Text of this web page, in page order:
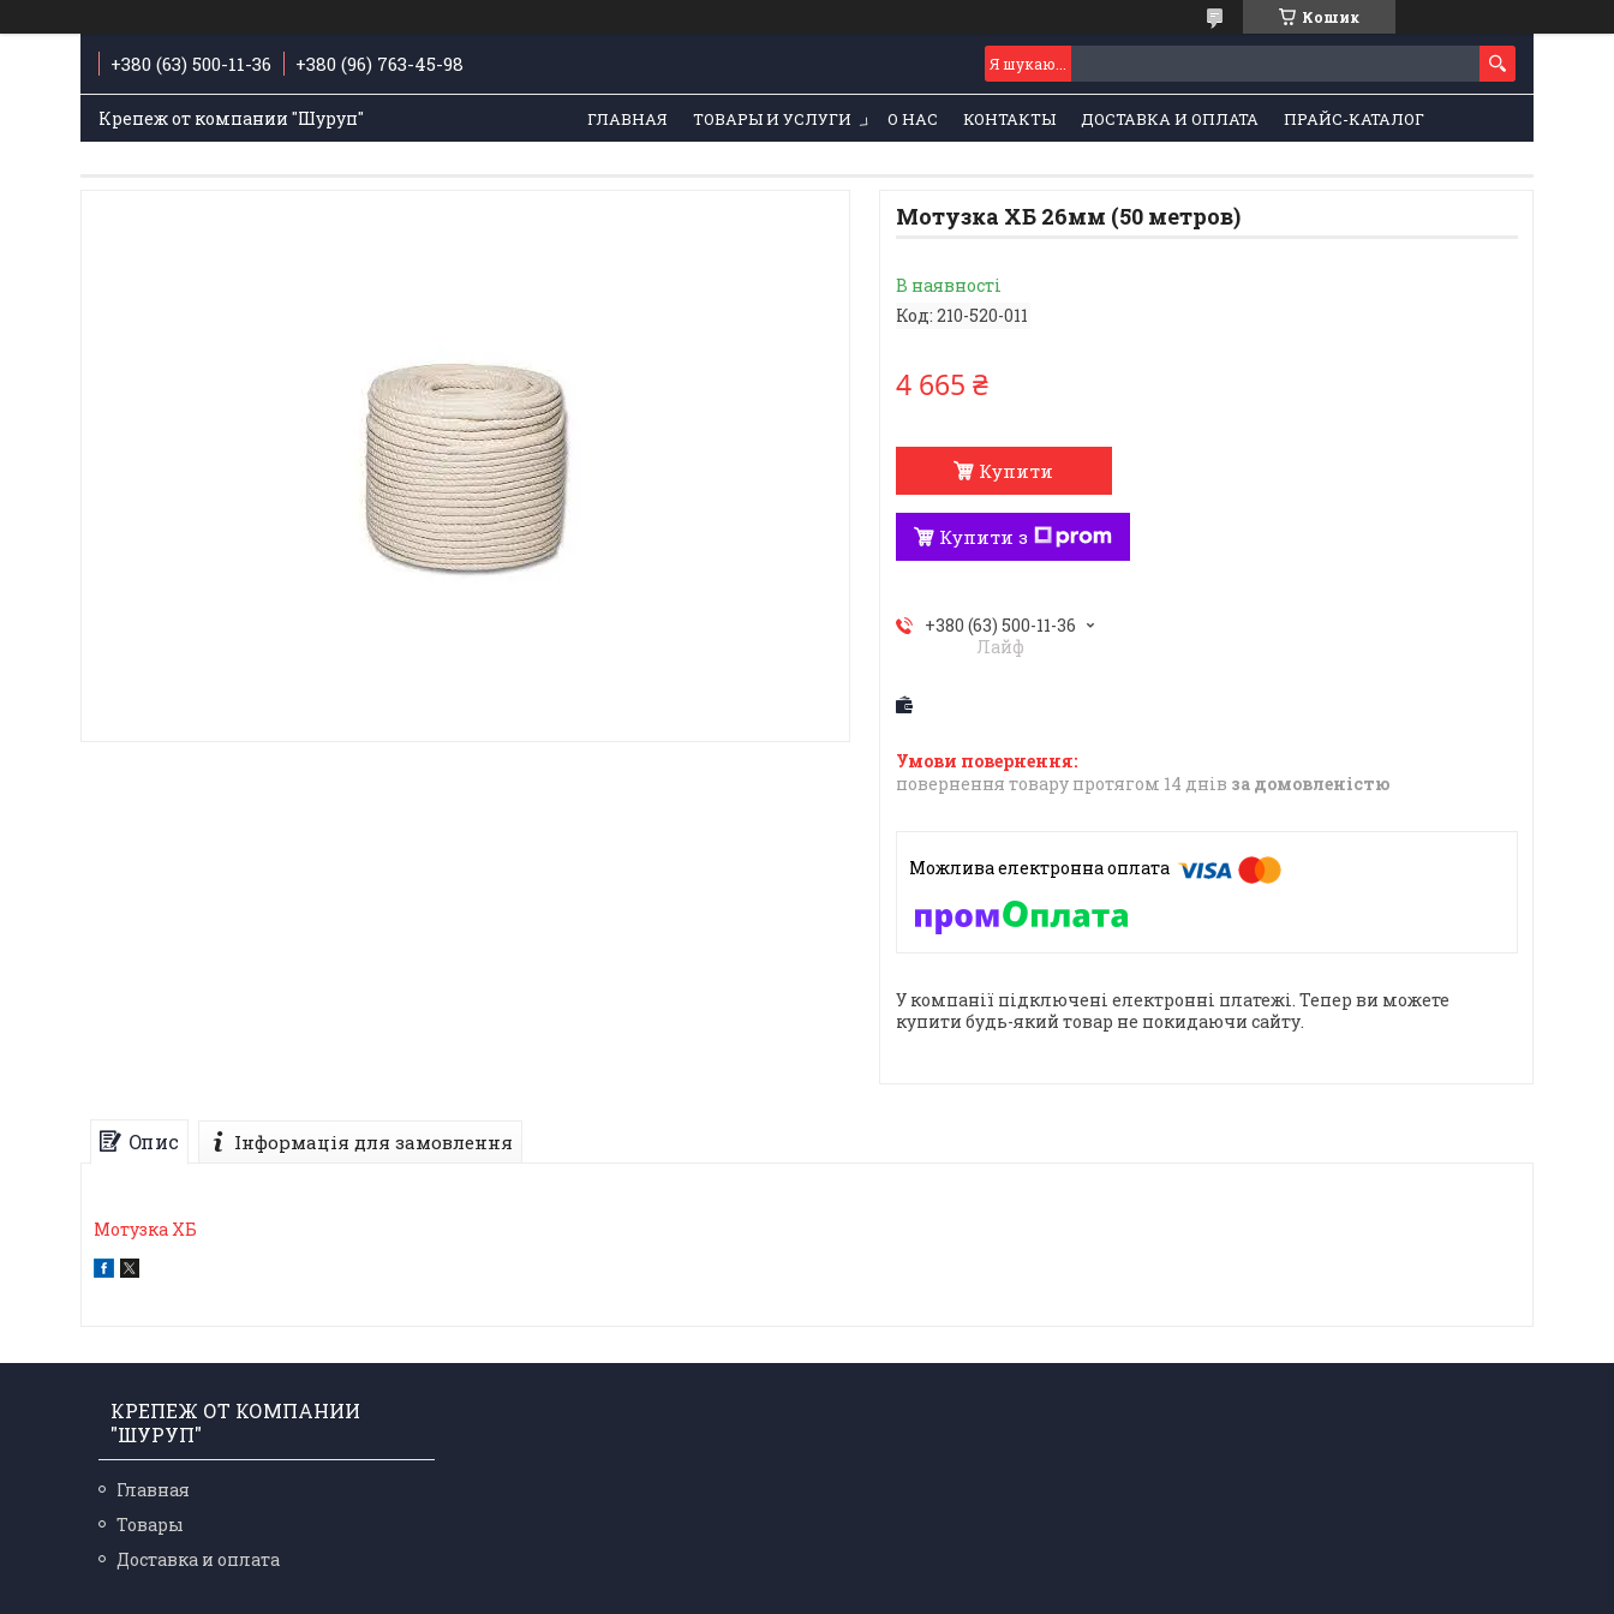
Кошик
+380 (63) 500-11-36 +380 (96) 763-45-98
Крепеж от компании "Шуруп" ГЛАВНАЯ ТОВАРЫ И УСЛУГИ О НАС КОНТАКТЫ ДОСТАВКА И ОПЛАТА ПРАЙС-КАТАЛОГ
Мотузка ХБ 26мм (50 метров)
В наявності
Код: 210-520-011
4 665 ₴
Купити
Купити з
+380 (63) 500-11-36
Лайф
повернення товару протягом 14 днів за домовленістю
У компанії підключені електронні платежі. Тепер ви можете
купити будь-який товар не покидаючи сайту.
Опис Інформація для замовлення
Мотузка ХБ
КРЕПЕЖ ОТ КОМПАНИИ
"ШУРУП"
Главная
Товары
Доставка и оплата